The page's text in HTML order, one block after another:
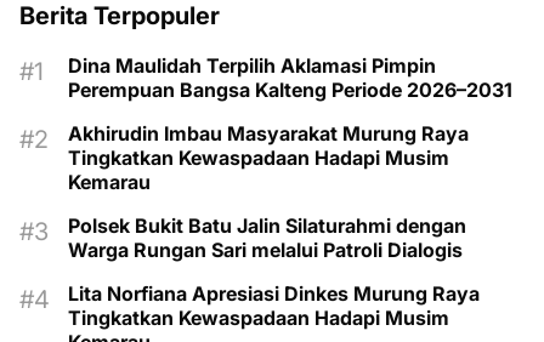
Berita Terpopuler
Dina Maulidah Terpilih Aklamasi Pimpin
Perempuan Bangsa Kalteng Periode 2026–2031
Akhirudin Imbau Masyarakat Murung Raya
Tingkatkan Kewaspadaan Hadapi Musim
Kemarau
Polsek Bukit Batu Jalin Silaturahmi dengan
Warga Rungan Sari melalui Patroli Dialogis
Lita Norfiana Apresiasi Dinkes Murung Raya
Tingkatkan Kewaspadaan Hadapi Musim